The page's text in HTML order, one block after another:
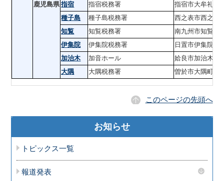
鹿児島県 指宿
指宿税務署
指宿市大牟礼５
種子島
種子島税務署
西之表市西之表
知覧
知覧税務署
南九州市知覧町
伊集院
伊集院税務署
日置市伊集院町
加治木
加音ホール
姶良市加治木町
大隅
大隅税務署 曽於市大隅町岩
このページの先頭へ
お知らせ
トピックス一覧
報道発表